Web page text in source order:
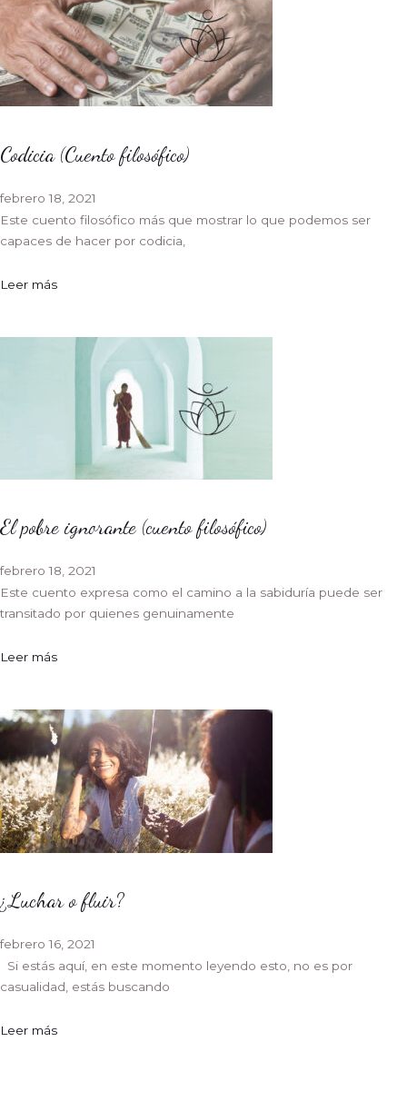
Codicia (Cuento filosófico)
febrero 18, 2021
Este cuento filosófico más que mostrar lo que podemos ser
capaces de hacer por codicia,
Leer más
El pobre ignorante (cuento filosófico)
febrero 18, 2021
Este cuento expresa como el camino a la sabiduría puede ser
transitado por quienes genuinamente
Leer más
¿Luchar o fluir?
febrero 16, 2021
Si estás aquí, en este momento leyendo esto, no es por
casualidad, estás buscando
Leer más